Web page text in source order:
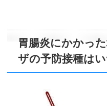
胃腸炎にかかっ
ザの予防接種は